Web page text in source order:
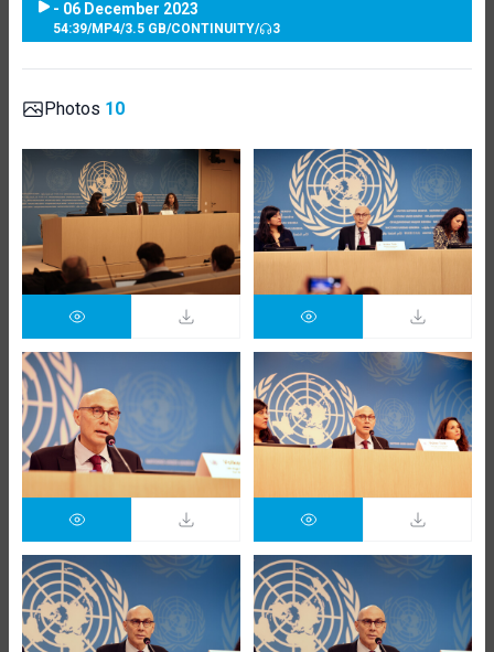
- 06 December 2023
54:39/MP4/3.5 GB/CONTINUITY/ 3
Photos 10